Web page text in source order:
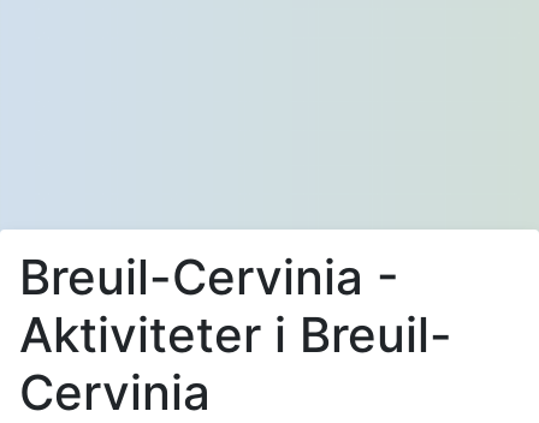
Breuil-Cervinia -
Aktiviteter i Breuil-
Cervinia